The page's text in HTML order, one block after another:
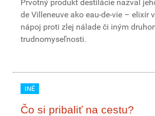
Prvotný produkt destilácie nazval
de Villeneuve ako eau-de-vie – elixír
nápoj proti zlej nálade či iným
trudnomyseľnosti.
INÉ
Čo si pribaliť na cestu?